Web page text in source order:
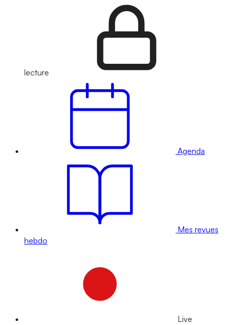
lecture
Agenda
Mes revues
hebdo
Live